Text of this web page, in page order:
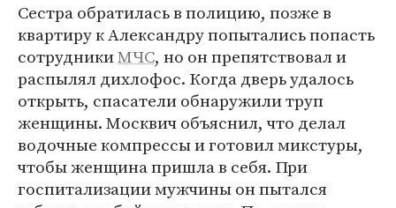
Сестра обратилась в полицию, позже в
квартиру к Александру попытались попасть
сотрудникиМЧС, но он препятствовал и
распылял дихлофос. Когда дверь удалось
открыть, спасатели обнаружили труп
женщины. Москвич объяснил, что делал
водочные компрессы и готовил микстуры,
чтобы женщина пришла в себя. При
госпитализации мужчины он пытался